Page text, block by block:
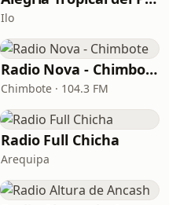
Ilo
Radio Nova - Chimbote
Chimbote · 104.3 FM
Radio Full Chicha
Arequipa